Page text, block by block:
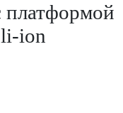
платформой
ion